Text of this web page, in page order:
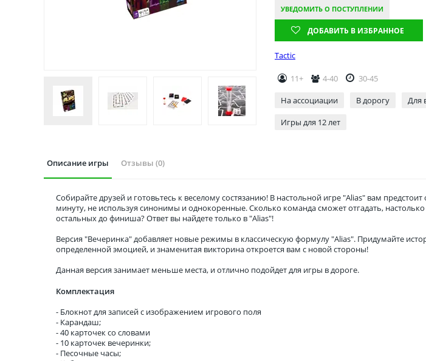
УВЕДОМИТЬ О ПОСТУПЛЕНИИ
ДОБАВИТЬ В ИЗБРАННОЕ
Tactic
11+ 4-40
30-45
На ассоциации
В дорогу Для
Игры для 12 лет
Описание игры Отзывы (0)
Собирайте друзей и готовьтесь к веселому состязанию! В настольной игре "Alias" вам
минуту, не используя синонимы и однокоренные. Сколько команда сможет отгадать,
остальных до финиша? Ответ вы найдете только в "Alias"!
Версия "Вечеринка" добавляет новые режимы в классическую формулу "Alias". Придумайте
определенной эмоцией, и знаменитая викторина откроется вам с новой стороны!
Данная версия занимает меньше места, и отлично подойдет для игры в дороге.
Комплектация
- Блокнот для записей с изображением игрового поля
- Карандаш;
- 40 карточек со словами
- 10 карточек вечеринки;
- Песочные часы;